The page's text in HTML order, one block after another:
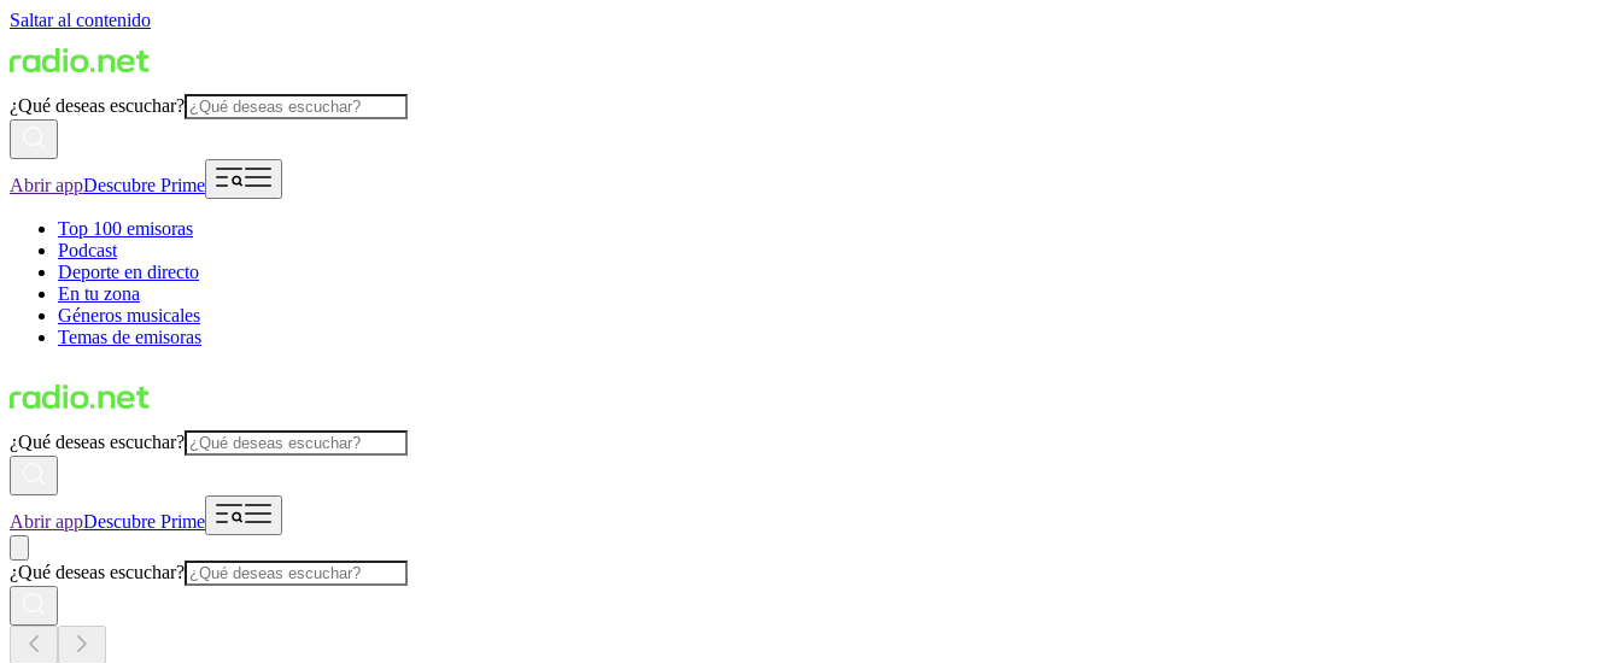
Saltar al contenido
¿Qué deseas escuchar?
Abrir appDescubre Prime
Top 100 emisoras
Podcast
Deporte en directo
En tu zona
Géneros musicales
Temas de emisoras
¿Qué deseas escuchar?
Abrir appDescubre Prime
¿Qué deseas escuchar?